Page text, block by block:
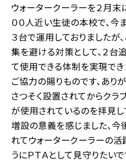
ウォータークーラーを２月末
００人近い生徒の本校で、今
３台で運用しておりましたが
集を避ける対策として、２台
て使用できる体制を実現で
ご協力の賜りものです、あり
さつそく設置されてからク
が使用されているのを拝見
増設の意義を感じました、今
れてウォータークーラーの
うにＰＴＡとして見守りたいで